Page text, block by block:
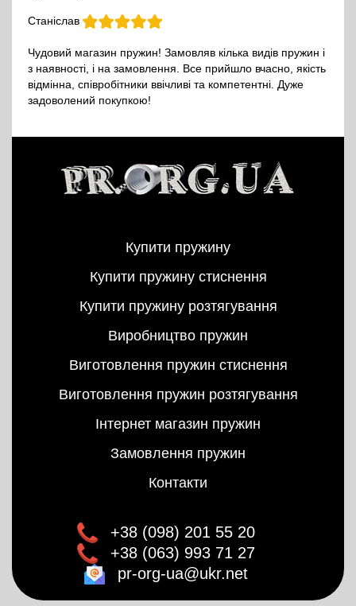
Станіслав
Чудовий магазин пружин! Замовляв кілька видів пружин і
з наявності, і на замовлення. Все прийшло вчасно, якість
відмінна, співробітники ввічливі та компетентні. Дуже
задоволений покупкою!
Купити пружину
Купити пружину стиснення
Купити пружину розтягування
Виробництво пружин
Виготовлення пружин стиснення
Виготовлення пружин розтягування
Інтернет магазин пружин
Замовлення пружин
Контакти
+38 (098) 201 55 20
+38 (063) 993 71 27
pr-org-ua@ukr.net